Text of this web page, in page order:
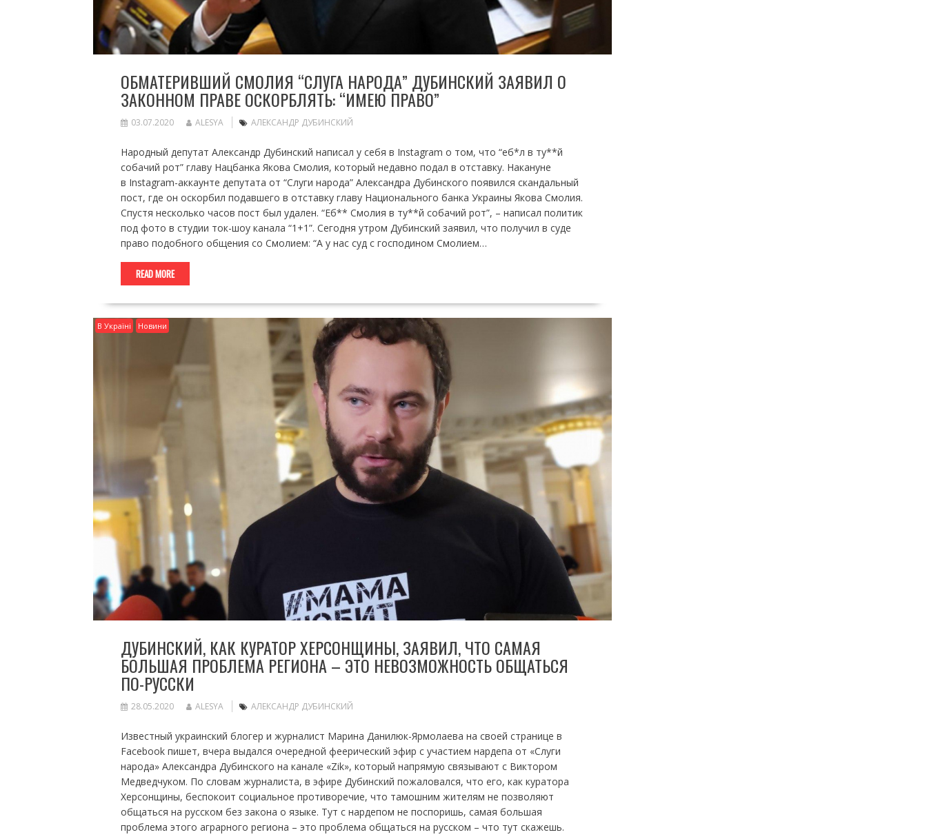
ОБМАТЕРИВШИЙ СМОЛИЯ “СЛУГА НАРОДА” ДУБИНСКИЙ ЗАЯВИЛ О
ЗАКОННОМ ПРАВЕ ОСКОРБЛЯТЬ: “ИМЕЮ ПРАВО”
03.07.2020 ALESYA АЛЕКСАНДР ДУБИНСКИЙ
Народный депутат Александр Дубинский написал у себя в Instagram о том, что “еб*л в ту**й
собачий рот” главу Нацбанка Якова Смолия, который недавно подал в отставку. Накануне
в Instagram-аккаунте депутата от “Слуги народа” Александра Дубинского появился скандальный
пост, где он оскорбил подавшего в отставку главу Национального банка Украины Якова Смолия.
Спустя несколько часов пост был удален. “Еб** Смолия в ту**й собачий рот”, – написал политик
под фото в студии ток-шоу канала “1+1”. Сегодня утром Дубинский заявил, что получил в суде
право подобного общения со Смолием: “А у нас суд с господином Смолием…
READ MORE
В Україні Новини
ДУБИНСКИЙ, КАК КУРАТОР ХЕРСОНЩИНЫ, ЗАЯВИЛ, ЧТО САМАЯ
БОЛЬШАЯ ПРОБЛЕМА РЕГИОНА – ЭТО НЕВОЗМОЖНОСТЬ ОБЩАТЬСЯ
ПО-РУССКИ
28.05.2020 ALESYA АЛЕКСАНДР ДУБИНСКИЙ
Известный украинский блогер и журналист Марина Данилюк-Ярмолаева на своей странице в
Facebook пишет, вчера выдался очередной феерический эфир с участием нардепа от «Слуги
народа» Александра Дубинского на канале «Zik», который напрямую связывают с Виктором
Медведчуком. По словам журналиста, в эфире Дубинский пожаловался, что его, как куратора
Херсонщины, беспокоит социальное противоречие, что тамошним жителям не позволяют
общаться на русском без закона о языке. Тут с нардепом не поспоришь, самая большая
проблема этого аграрного региона – это проблема общаться на русском – что тут скажешь.